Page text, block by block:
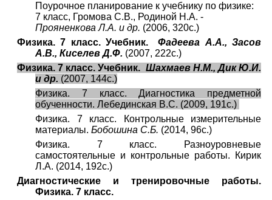
Поурочное планирование к учебнику по физике:
7 класс, Громова С.В., Родиной Н.А. -
Прояненкова Л.А. и др. (2006, 320с.)
Физика. 7 класс. Учебник.Фадеева А.А., Засов
А.В., Киселев Д.Ф. (2007, 222с.)
Физика. 7 класс. Учебник. Шахмаев Н.М., Дик Ю.И.
и др. (2007, 144с.)
Физика. 7 класс. Диагностика предметной
обученности. Лебединская В.С. (2009, 191с.)
Физика. 7 класс. Контрольные измерительные
материалы. Бобошина С.Б. (2014, 96с.)
Физика. 7 класс. Разноуровневые
самостоятельные и контрольные работы. Кирик
Л.А. (2014, 192с.)
Диагностические и тренировочные работы.
Физика. 7 класс.